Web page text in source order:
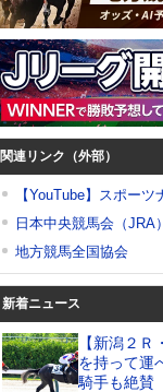
関連リンク（外部）
【YouTube】スポー
日本中央競馬会（JRA）
地方競馬全国協会
新着ニュース
【新潟２
を持って運
騎手も絶賛